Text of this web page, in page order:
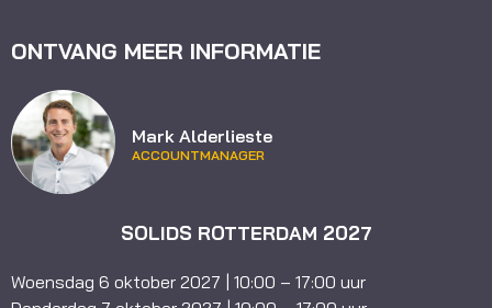
ONTVANG MEER INFORMATIE
Mark Alderlieste
ACCOUNTMANAGER
SOLIDS ROTTERDAM 2027
Woensdag 6 oktober 2027 | 10:00 – 17:00 uur